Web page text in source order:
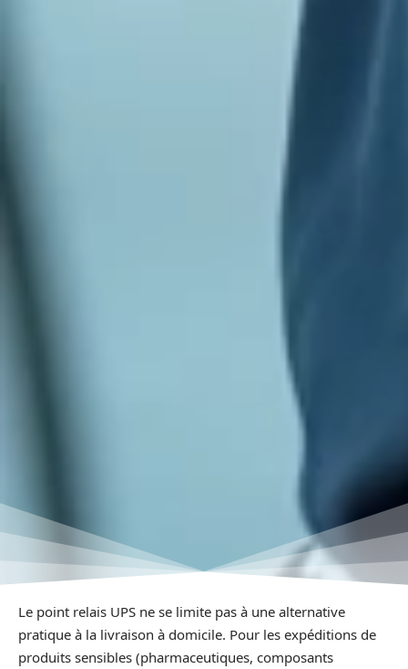
Le point relais UPS ne se limite pas à une alternative
pratique à la livraison à domicile. Pour les expéditions de
produits sensibles (pharmaceutiques, composants